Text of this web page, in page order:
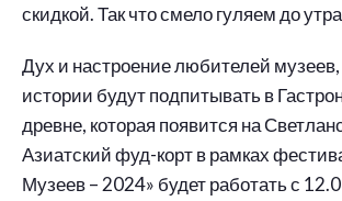
скидкой. Так что смело гуляем до
Дух и настроение любителей музеев,
истории будут подпитывать в
древне, которая появится на
Азиатский фуд-корт в рамках
Музеев – 2024» будет работать с